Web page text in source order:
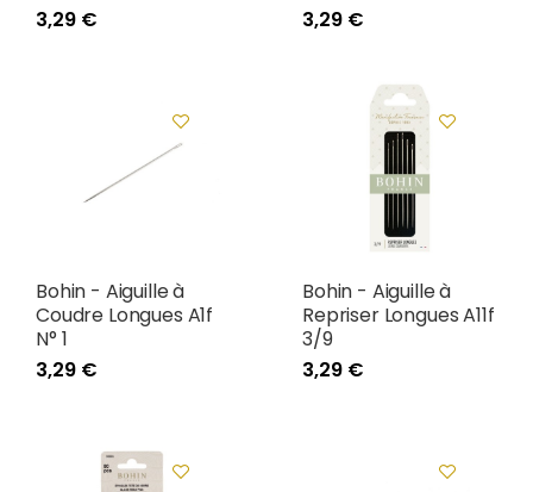
3,29 €
3,29 €
Bohin - Aiguille à
Coudre Longues A1f
N° 1
3,29 €
Bohin - Aiguille à
Repriser Longues A11f
3/9
3,29 €